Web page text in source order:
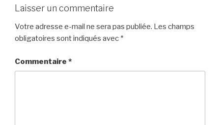
Laisser un commentaire
Votre adresse e-mail ne sera pas publiée. Les champs
obligatoires sont indiqués avec *
Commentaire *